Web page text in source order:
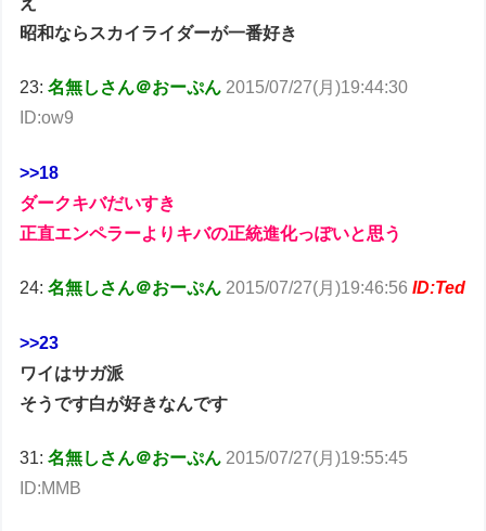
昭和ならスカイライダーが一番好き
23:名無しさん＠おーぷん 2015/07/27(月)19:44:30
ID:ow9
>>18
ダークキバだいすき
正直エンペラーよりキバの正統進化っぽいと思う
24:名無しさん＠おーぷん 2015/07/27(月)19:46:56ID:Ted
>>23
ワイはサガ派
そうです白が好きなんです
31:名無しさん＠おーぷん 2015/07/27(月)19:55:45
ID:MMB